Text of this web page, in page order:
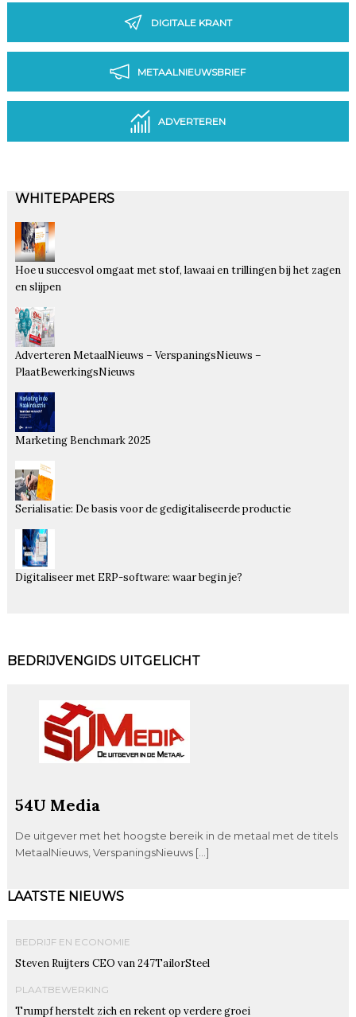
DIGITALE KRANT
METAALNIEUWSBRIEF
ADVERTEREN
WHITEPAPERS
Hoe u succesvol omgaat met stof, lawaai en trillingen bij het zagen
en slijpen
Adverteren MetaalNieuws – VerspaningsNieuws –
PlaatBewerkingsNieuws
Marketing Benchmark 2025
Serialisatie: De basis voor de gedigitaliseerde productie
Digitaliseer met ERP-software: waar begin je?
BEDRIJVENGIDS UITGELICHT
54U Media
De uitgever met het hoogste bereik in de metaal met de titels
MetaalNieuws, VerspaningsNieuws […]
LAATSTE NIEUWS
BEDRIJF EN ECONOMIE
Steven Ruijters CEO van 247TailorSteel
PLAATBEWERKING
Trumpf herstelt zich en rekent op verdere groei